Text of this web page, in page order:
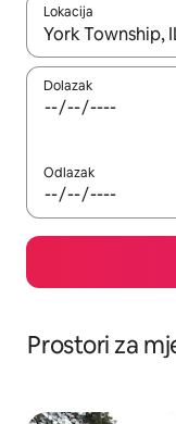
Lokacija
Kada budu
Dolazak
Odlazak
Prostori za